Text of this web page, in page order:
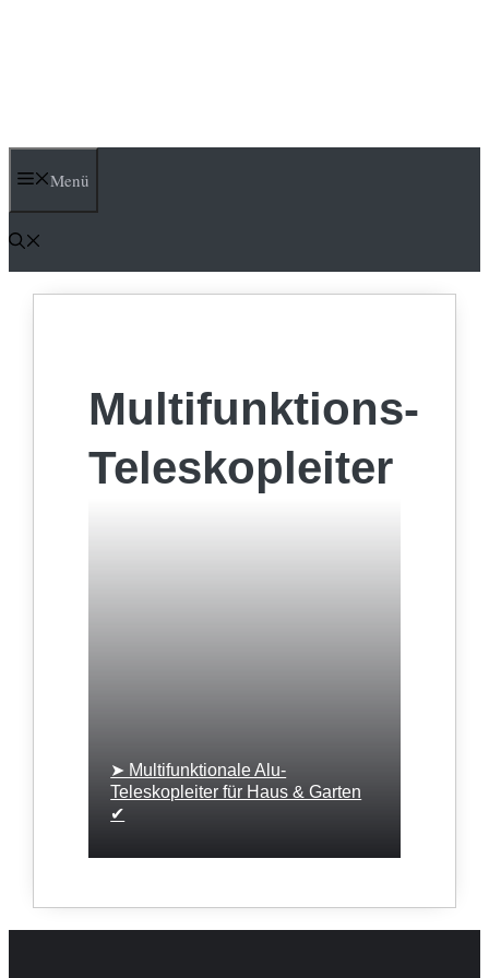
Menü
Multifunktions-
Teleskopleiter
➤ Multifunktionale Alu-
Teleskopleiter für Haus & Garten
✔